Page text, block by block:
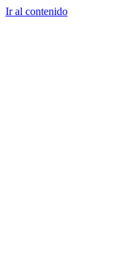
Ir al contenido